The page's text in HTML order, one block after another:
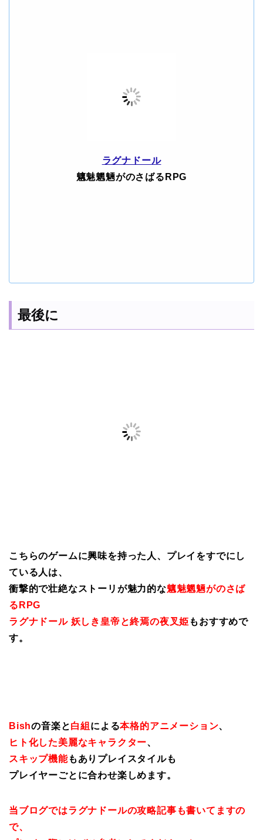
ラグナドール
魑魅魍魎がのさばるRPG
最後に
こちらのゲームに興味を持った人、プレイをすでにし
ている人は、
衝撃的で壮絶なストーリが魅力的な魑魅魍魎がのさば
るRPG
ラグナドール 妖しき皇帝と終焉の夜叉姫 もおすすめで
す。
Bishの音楽と白組 による本格的アニメーション、
ヒト化した美麗なキャラクター、
スキップ機能もありプレイスタイルも
プレイヤーごとに合わせ楽しめます。
当ブログではラグナドールの攻略記事も書いてますの
で、